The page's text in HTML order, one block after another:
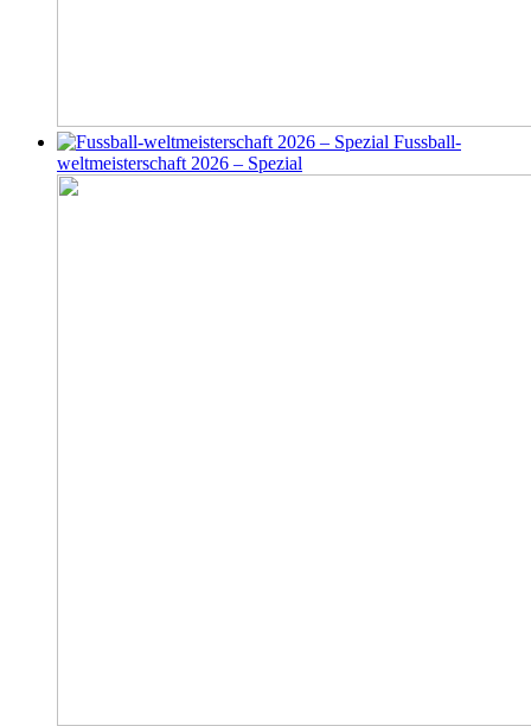
Fussball-
weltmeisterschaft 2026 – Spezial